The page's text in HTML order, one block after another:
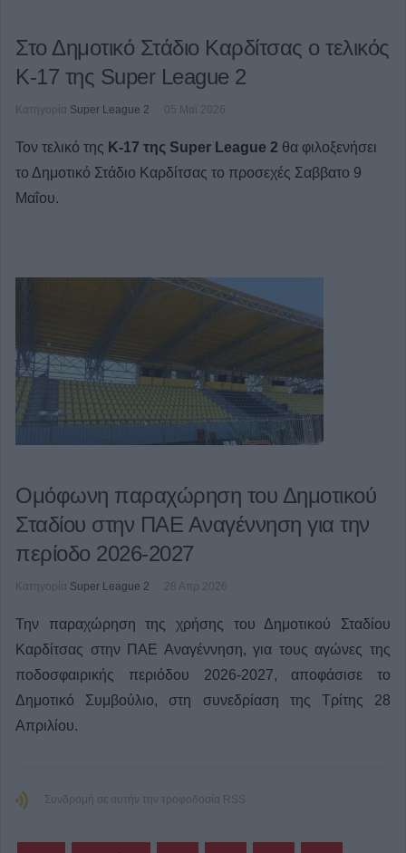
Στο Δημοτικό Στάδιο Καρδίτσας ο τελικός
K-17 της Super League 2
Κατηγορία Super League 2 05 Μαϊ 2026
Τον τελικό της Κ-17 της Super League 2 θα φιλοξενήσει
το Δημοτικό Στάδιο Καρδίτσας το προσεχές Σαββατο 9
Μαΐου.
Ομόφωνη παραχώρηση του Δημοτικού
Σταδίου στην ΠΑΕ Αναγέννηση για την
περίοδο 2026-2027
Κατηγορία Super League 2 28 Απρ 2026
Την παραχώρηση της χρήσης του Δημοτικού Σταδίου
Καρδίτσας στην ΠΑΕ Αναγέννηση, για τους αγώνες της
ποδοσφαιρικής περιόδου 2026-2027, αποφάσισε το
Δημοτικό Συμβούλιο, στη συνεδρίαση της Τρίτης 28
Απριλίου.
Συνδρομή σε αυτήν την τροφοδοσία RSS